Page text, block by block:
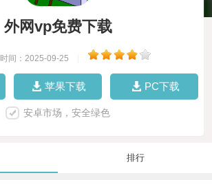
外网vp免费下载
时间：2025-09-25
苹果下载 PC下载
安卓市场，安全绿色
排行